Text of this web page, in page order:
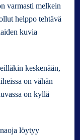
varmasti melkein
helppo tehtävä
kuvia
keskenään,
on vähän
on kyllä
löytyy